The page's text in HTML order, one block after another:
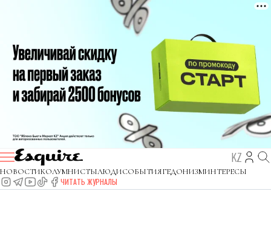
KZ
НОВОСТИКОЛУМНИСТЫЛЮДИСОБЫТИЯГЕДОНИЗМИНТЕРЕСЫ
ЧИТАТЬ ЖУРНАЛЫ